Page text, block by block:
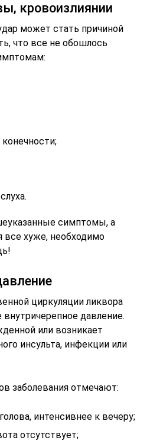
кровоизлиянии
может стать причиной
что все не обошлось
симптомы, а
все хуже, необходимо
циркуляции ликвора
давление.
или возникает
инсульта, инфекции или
заболевания отмечают:
интенсивнее к вечеру;
отсутствует;